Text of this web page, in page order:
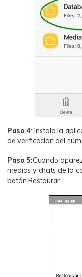
Paso 4: Instala la
de verificación del
Paso 5:Cuando
medios y chats de la
botón Restaurar.